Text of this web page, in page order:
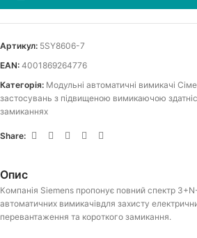
EAN: 4001869264776
Артикул: 5SY8606-7
Категорія: Модульні автоматичні вимикачі
застосувань з підвищеною вимикаючою
замиканнях
Share:
Опис
Компанія Siemens пропонує повний спектр
автоматичних вимикачівдля захисту
перевантаження та короткого замикання.